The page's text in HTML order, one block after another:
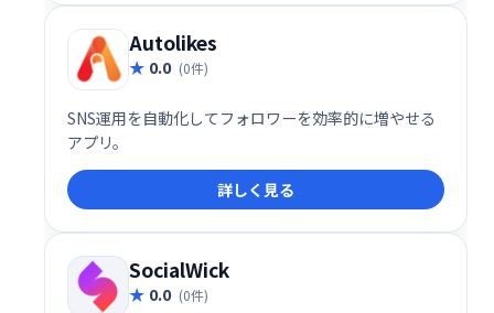
Autolikes
0.0 (0件)
SNS運用を自動化してフォロワーを効率的に増やせる
アプリ。
詳しく見る
SocialWick
0.0 (0件)